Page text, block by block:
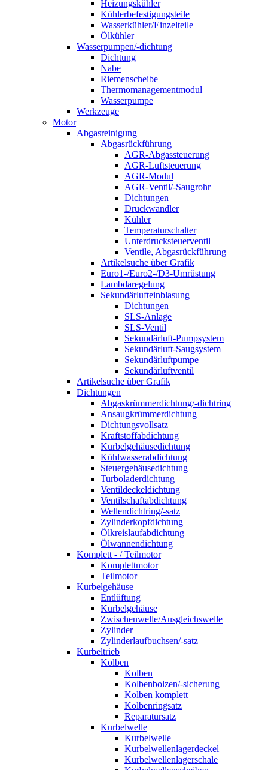
Heizungskühler
Kühlerbefestigungsteile
Wasserkühler/Einzelteile
Ölkühler
Wasserpumpen/-dichtung
Dichtung
Nabe
Riemenscheibe
Thermomanagementmodul
Wasserpumpe
Werkzeuge
Motor
Abgasreinigung
Abgasrückführung
AGR-Abgassteuerung
AGR-Luftsteuerung
AGR-Modul
AGR-Ventil/-Saugrohr
Dichtungen
Druckwandler
Kühler
Temperaturschalter
Unterdrucksteuerventil
Ventile, Abgasrückführung
Artikelsuche über Grafik
Euro1-/Euro2-/D3-Umrüstung
Lambdaregelung
Sekundärlufteinblasung
Dichtungen
SLS-Anlage
SLS-Ventil
Sekundärluft-Pumpsystem
Sekundärluft-Saugsystem
Sekundärluftpumpe
Sekundärluftventil
Artikelsuche über Grafik
Dichtungen
Abgaskrümmerdichtung/-dichtring
Ansaugkrümmerdichtung
Dichtungsvollsatz
Kraftstoffabdichtung
Kurbelgehäusedichtung
Kühlwasserabdichtung
Steuergehäusedichtung
Turboladerdichtung
Ventildeckeldichtung
Ventilschaftabdichtung
Wellendichtring/-satz
Zylinderkopfdichtung
Ölkreislaufabdichtung
Ölwannendichtung
Komplett - / Teilmotor
Komplettmotor
Teilmotor
Kurbelgehäuse
Entlüftung
Kurbelgehäuse
Zwischenwelle/Ausgleichswelle
Zylinder
Zylinderlaufbuchsen/-satz
Kurbeltrieb
Kolben
Kolben
Kolbenbolzen/-sicherung
Kolben komplett
Kolbenringsatz
Reparatursatz
Kurbelwelle
Kurbelwelle
Kurbelwellenlagerdeckel
Kurbelwellenlagerschale